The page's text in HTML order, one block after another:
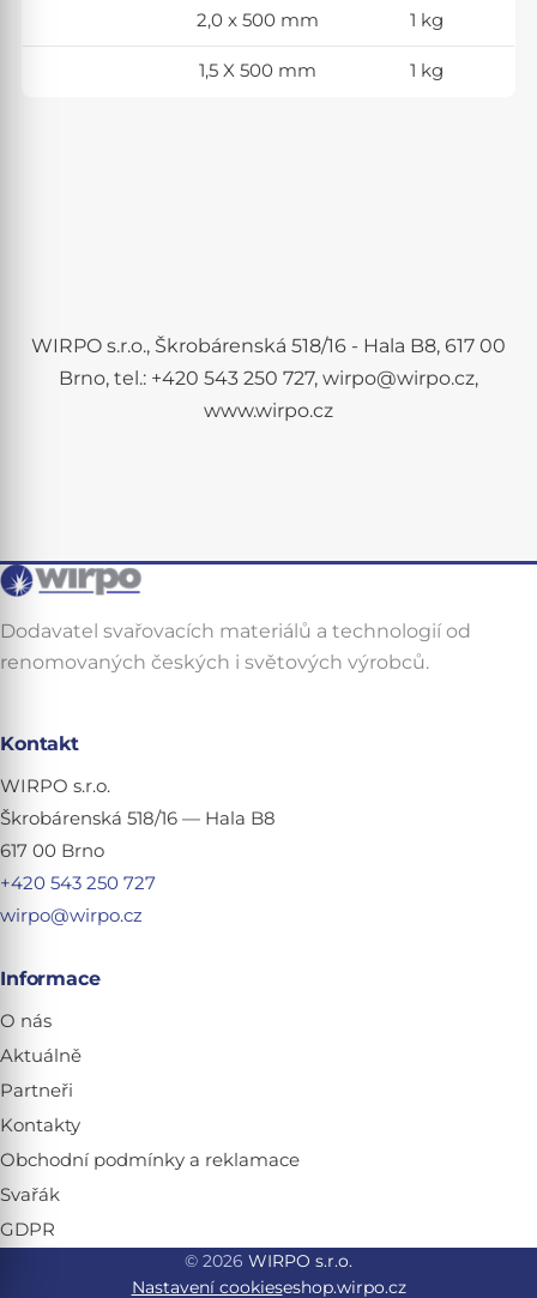
2,0 x 500 mm 1 kg
1,5 X 500 mm 1 kg
WIRPO s.r.o., Škrobárenská 518/16 - Hala B8, 617 00
Brno, tel.: +420 543 250 727, wirpo@wirpo.cz,
www.wirpo.cz
Dodavatel svařovacích materiálů a technologií od
renomovaných českých i světových výrobců.
Kontakt
WIRPO s.r.o.
Škrobárenská 518/16 — Hala B8
617 00 Brno
+420 543 250 727
wirpo@wirpo.cz
Informace
O nás
Aktuálně
Partneři
Kontakty
Obchodní podmínky a reklamace
Svařák
GDPR
© 2026 WIRPO s.r.o.
Nastavení cookieseshop.wirpo.cz